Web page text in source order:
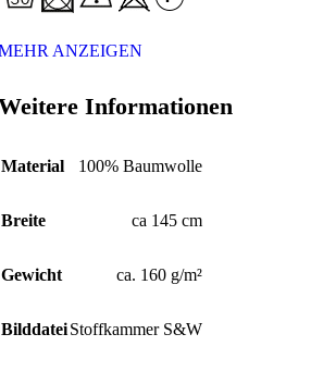
ANZEIGEN
Informationen
Material 100% Baumwolle
Breite ca 145 cm
Gewicht ca. 160 g/m²
BilddateiStoffkammer S&W